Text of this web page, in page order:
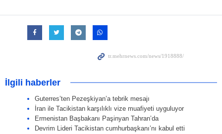
İlgili haberler
Guterres’ten Pezeşkiyan’a tebrik mesajı
İran ile Tacikistan karşılıklı vize muafiyeti uyguluyor
Ermenistan Başbakanı Paşinyan Tahran’da
Devrim Lideri Tacikistan cumhurbaşkanı’nı kabul etti